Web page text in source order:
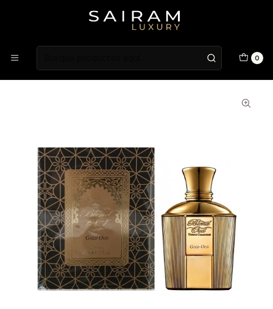
0
Atención en Guardia Vieja 202, Local 1
Inicio Fragancias Fragancias Unisex
Perfume Blend Oud Gold Oud Unisex Edp 60 ml